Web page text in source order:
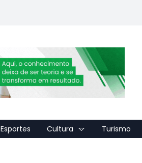
Esportes Cultura Turismo